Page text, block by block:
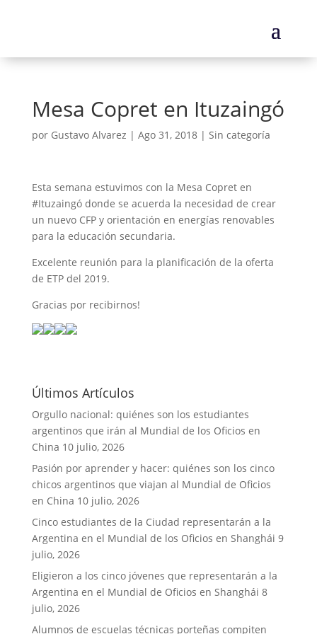
Mesa Copret en Ituzaingó
por Gustavo Alvarez | Ago 31, 2018| Sin categoría
Esta semana estuvimos con la Mesa Copret en
#Ituzaingó donde se acuerda la necesidad de crear
un nuevo CFP y orientación en energías renovables
para la educación secundaria.
Excelente reunión para la planificación de la oferta
de ETP del 2019.
Gracias por recibirnos!
Últimos Artículos
Orgullo nacional: quiénes son los estudiantes
argentinos que irán al Mundial de los Oficios en
China 10 julio, 2026
Pasión por aprender y hacer: quiénes son los cinco
chicos argentinos que viajan al Mundial de Oficios
en China 10 julio, 2026
Cinco estudiantes de la Ciudad representarán a la
Argentina en el Mundial de los Oficios en Shanghái 9
julio, 2026
Eligieron a los cinco jóvenes que representarán a la
Argentina en el Mundial de Oficios en Shanghái 8
julio, 2026
Alumnos de escuelas técnicas porteñas compiten